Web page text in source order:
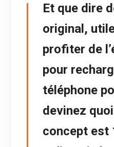
Et que dire
original,
profiter de
pour
téléphone
devinez
concept est